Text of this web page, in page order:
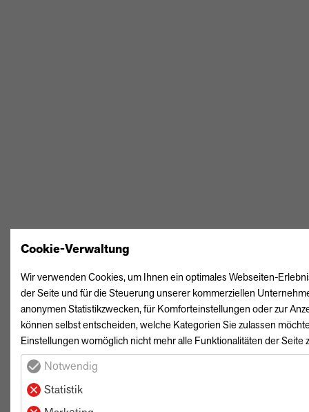
BYD
SERVICE
MIET' MICH | RENT A CAR
AUTOMARKT
Cookie-Verwaltung
Wir verwenden Cookies, um Ihnen ein optimales Webseiten-
der Seite und für die Steuerung unserer kommerziellen
anonymen Statistikzwecken, für Komforteinstellungen oder zur
können selbst entscheiden, welche Kategorien Sie zulassen
Einstellungen womöglich nicht mehr alle Funktionalitäten der Seite
Notwendig
Statistik